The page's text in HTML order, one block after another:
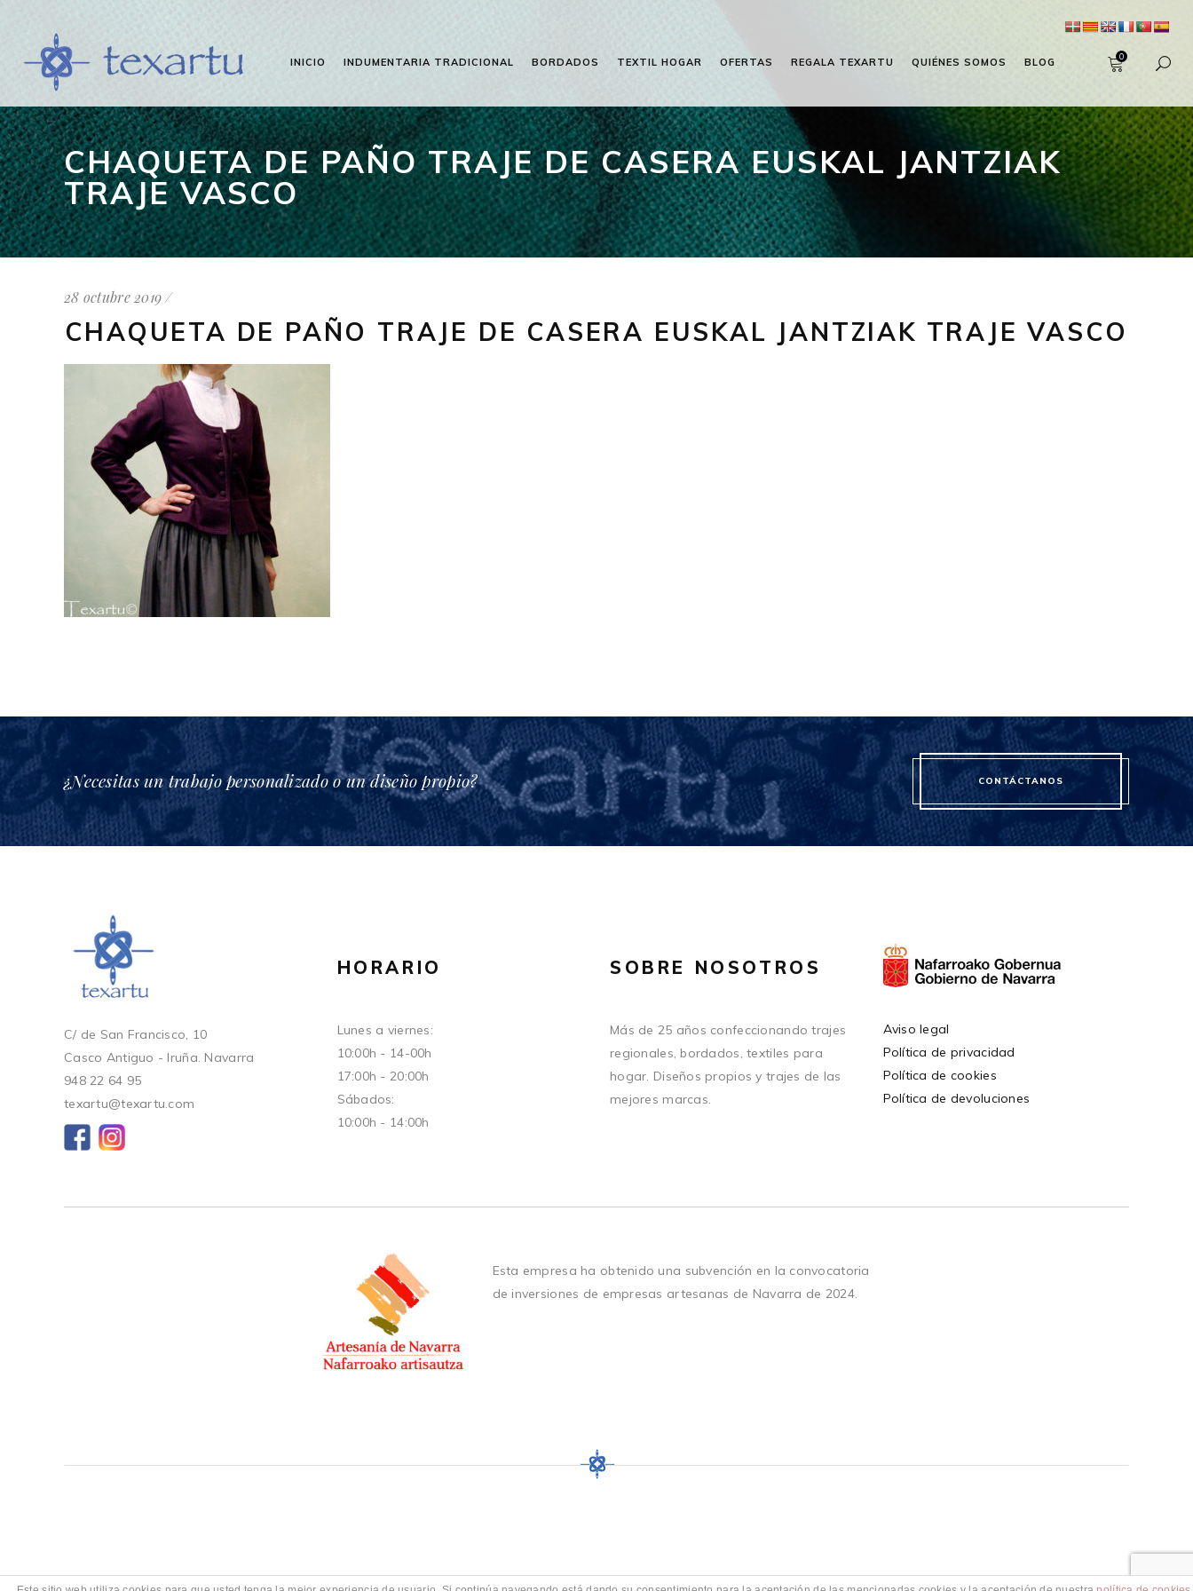
INICIO INDUMENTARIA TRADICIONAL BORDADOS TEXTIL HOGAR OFERTAS REGALA TEXARTU QUIÉNES SOMOS BLOG 0
CHAQUETA DE PAÑO TRAJE DE CASERA EUSKAL JANTZIAK
TRAJE VASCO
28 octubre 2019
CHAQUETA DE PAÑO TRAJE DE CASERA EUSKAL JANTZIAK TRAJE VASCO
¿Necesitas un trabajo personalizado o un diseño propio? CONTÁCTANOS
C/ de San Francisco, 10
Casco Antiguo - Iruña. Navarra
948 22 64 95
texartu@texartu.com
HORARIO
Lunes a viernes:
10:00h - 14-00h
17:00h - 20:00h
Sábados:
10:00h - 14:00h
SOBRE NOSOTROS
Más de 25 años confeccionando trajes
regionales, bordados, textiles para
hogar. Diseños propios y trajes de las
mejores marcas.
Aviso legal
Política de privacidad
Política de cookies
Política de devoluciones
Esta empresa ha obtenido una subvención en la convocatoria
de inversiones de empresas artesanas de Navarra de 2024.